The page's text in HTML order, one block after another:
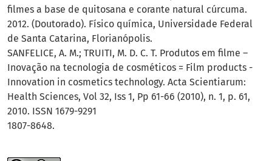
filmes a base de quitosana e corante natural cúrcuma.
2012. (Doutorado). Físico química, Universidade Federal
de Santa Catarina, Florianópolis.
SANFELICE, A. M.; TRUITI, M. D. C. T. Produtos em filme –
Inovação na tecnologia de cosméticos = Film products -
Innovation in cosmetics technology. Acta Scientiarum:
Health Sciences, Vol 32, Iss 1, Pp 61-66 (2010), n. 1, p. 61,
2010. ISSN 1679-9291
1807-8648.